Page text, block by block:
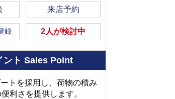
来店予約
録 2人が検討中
ント Sales Point
トを採用し、荷物の積み
利さを提供します。